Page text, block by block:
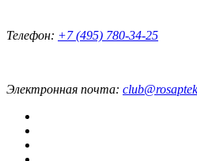
Телефон: +7 (495) 780-34-25
Электронная почта: